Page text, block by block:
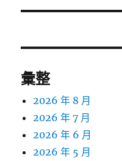
文
彙整
2026 年 8 月
2026 年 7 月
2026 年 6 月
2026 年 5 月